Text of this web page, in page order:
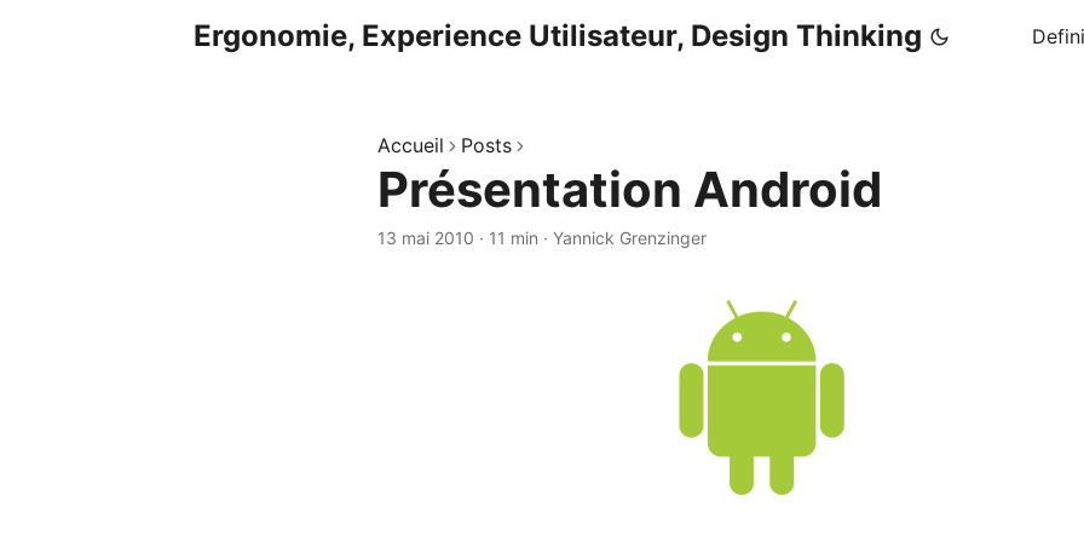
Ergonomie, Experience Utilisateur, Design Thinking
Accueil Posts
Présentation Android
13 mai 2010 · 11 min · Yannick Grenzinger